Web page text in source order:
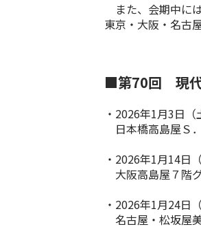
また、会期中に
東京・大阪・名古
■第70回 現代
・2026年1月3日（
日本橋高島屋Ｓ
・2026年1月14日
大阪高島屋７階
・2026年1月24日
名古屋・松坂屋